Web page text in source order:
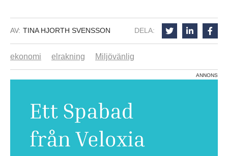
AV: TINA HJORTH SVENSSON DELA:
ekonomi elrakning Miljövänlig
ANNONS